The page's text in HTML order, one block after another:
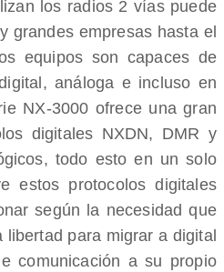
los radios 2 vías puede
grandes empresas hasta el
equipos son capaces de
análoga e incluso en
NX-3000 ofrece una gran
digitales NXDN, DMR y
todo esto en un solo
estos protocolos digitales
según la necesidad que
para migrar a digital
comunicación a su propio